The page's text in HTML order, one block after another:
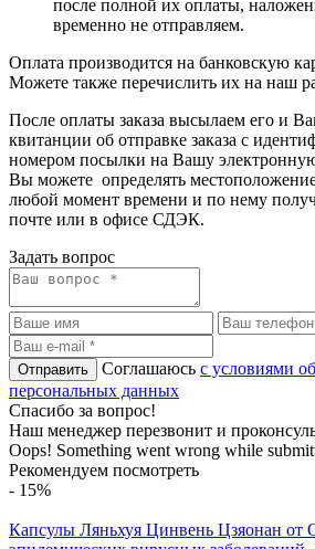
после полной их оплаты,
временно не отправляем.
Оплата производится на банковскую
Можете также перечислить их на наш
После оплаты заказа высылаем его и
квитанции об отправке заказа с
номером посылки на Вашу
Вы можете определять
любой момент времени и по нему
почте или в офисе СДЭК.
Задать вопрос
Соглашаюсь с условиями
персональных данных
Спасибо за вопрос!
Наш менеджер перезвонит и
Oops! Something went wrong while
Рекомендуем посмотреть
- 15%
Капсулы Ляньхуя Цинвень Цзяонан